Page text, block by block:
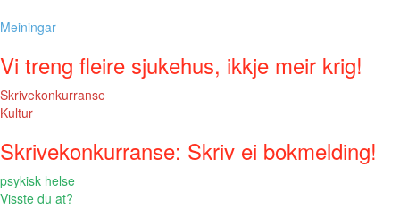
Meiningar
Vi treng fleire sjukehus, ikkje meir krig!
Skrivekonkurranse
Kultur
Skrivekonkurranse: Skriv ei bokmelding!
psykisk helse
Visste du at?